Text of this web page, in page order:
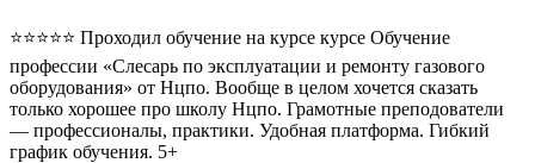
⭐⭐⭐⭐⭐ Проходил обучение на курсе курсе Обучение
профессии «Слесарь по эксплуатации и ремонту газового
оборудования» от Нцпо. Вообще в целом хочется сказать
только хорошее про школу Нцпо. Грамотные преподователи
— профессионалы, практики. Удобная платформа. Гибкий
график обучения. 5+